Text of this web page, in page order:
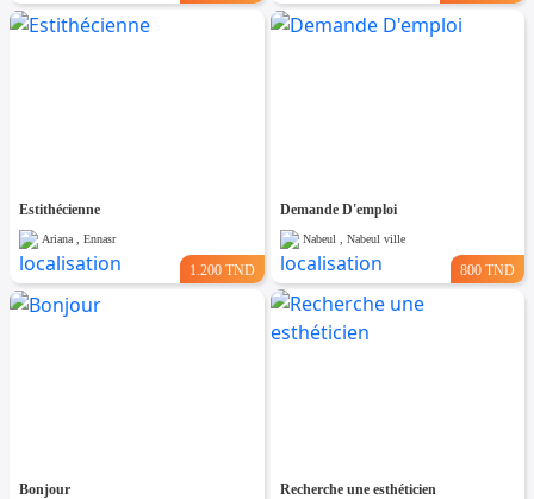
Estithécienne
Ariana , Ennasr
1.200 TND
Demande D'emploi
Nabeul , Nabeul ville
800 TND
Bonjour Recherche une esthéticien